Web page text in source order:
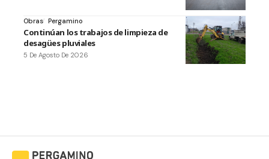
Obras Pergamino
Continúan los trabajos de limpieza de
desagües pluviales
5 De Agosto De 2026